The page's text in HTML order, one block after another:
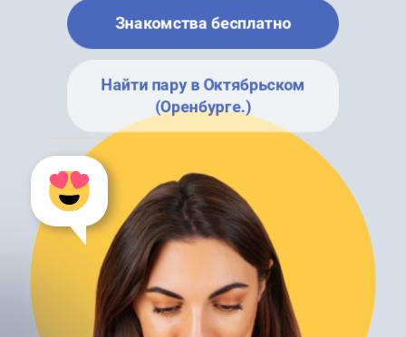
Знакомства бесплатно
Найти пару в Октябрьском
(Оренбурге.)